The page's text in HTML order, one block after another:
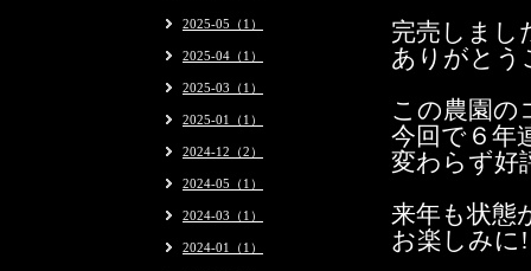
完売しまし
ありがとう
この農園の
今回で６年
変わらず好
来年も状態
お楽しみに!
2025-05（1）
2025-04（1）
2025-03（1）
2025-01（1）
2024-12（2）
2024-05（1）
2024-03（1）
2024-01（1）